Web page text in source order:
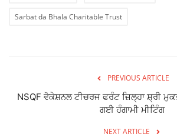
Sarbat da Bhala Charitable Trust
PREVIOUS ARTICLE
NSQF ਵੋਕੇਸ਼ਨਲ ਟੀਚਰਜ ਫਰੰਟ ਜ਼ਿਲ੍ਹਾ ਸ਼੍ਰੀ
ਗਈ ਹੰਗਾਮੀ ਮੀਟਿੰਗ
NEXT ARTICLE